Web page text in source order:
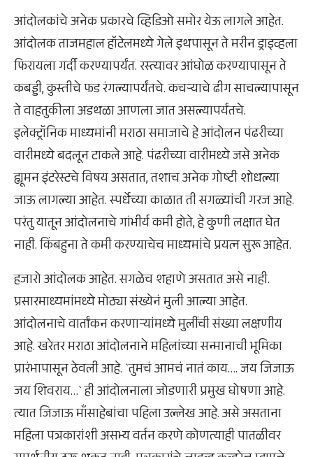
आंदोलकांचे अनेक प्रकारचे व्हिडिओ समोर येऊ लागले आहेत.
आंदोलक ताजमहाल हॉटेलमध्ये गेले इथपासून ते मरीन ड्राइव्हला
फिरायला गर्दी करण्यापर्यंत. रस्त्यावर आंघोळ करण्यापासून ते
कबड्डी, कुस्तीचे फड रंगल्यापर्यंतचे. कचऱ्याचे ढीग साचल्यापासून
ते वाहतुकीला अडथळा आणला जात असल्यापर्यंतचे.
इलेक्ट्रॉनिक माध्यमांनी मराठा समाजाचे हे आंदोलन पंढरीच्या
वारीमध्ये बदलून टाकले आहे. पंढरीच्या वारीमध्ये जसे अनेक
ह्यूमन इंटरेस्टचे विषय असतात, तशाच अनेक गोष्टी शोधल्या
जाऊ लागल्या आहेत. स्पर्धेच्या काळात ती सगळ्यांची गरज आहे.
परंतु यातून आंदोलनाचे गांभीर्य कमी होते, हे कुणी लक्षात घेत
नाही. किंबहुना ते कमी करण्याचेच माध्यमांचे प्रयत्न सुरू आहेत.
हजारो आंदोलक आहेत. सगळेच शहाणे असतात असे नाही.
प्रसारमाध्यमांमध्ये मोठ्या संख्येनं मुली आल्या आहेत.
आंदोलनाचे वार्तांकन करणाऱ्यांमध्ये मुलींची संख्या लक्षणीय
आहे. खरेतर मराठा आंदोलनाने महिलांच्या सन्मानाची भूमिका
प्रारंभापासून ठेवली आहे. `तुमचं आमचं नातं काय…. जय जिजाऊ
जय शिवराय…` ही आंदोलनाला जोडणारी प्रमुख घोषणा आहे.
त्यात जिजाऊ माँसाहेबांचा पहिला उल्लेख आहे. असे असताना
महिला पत्रकारांशी असभ्य वर्तन करणे कोणत्याही पातळीवर